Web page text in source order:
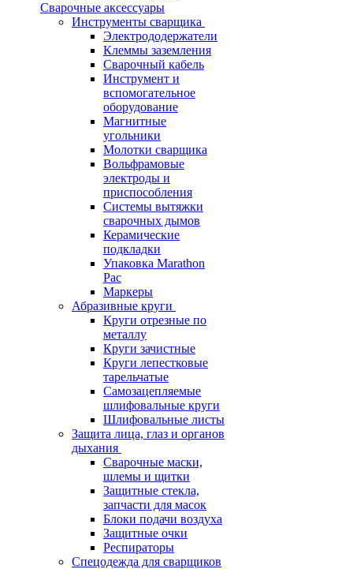
Сварочные аксессуары
Инструменты сварщика
Электрододержатели
Клеммы заземления
Сварочный кабель
Инструмент и
вспомогательное
оборудование
Магнитные
угольники
Молотки сварщика
Вольфрамовые
электроды и
приспособления
Системы вытяжки
сварочных дымов
Керамические
подкладки
Упаковка Marathon
Pac
Маркеры
Абразивные круги
Круги отрезные по
металлу
Круги зачистные
Круги лепестковые
тарельчатые
Самозацепляемые
шлифовальные круги
Шлифовальные листы
Защита лица, глаз и органов
дыхания
Сварочные маски,
шлемы и щитки
Защитные стекла,
запчасти для масок
Блоки подачи воздуха
Защитные очки
Респираторы
Спецодежда для сварщиков